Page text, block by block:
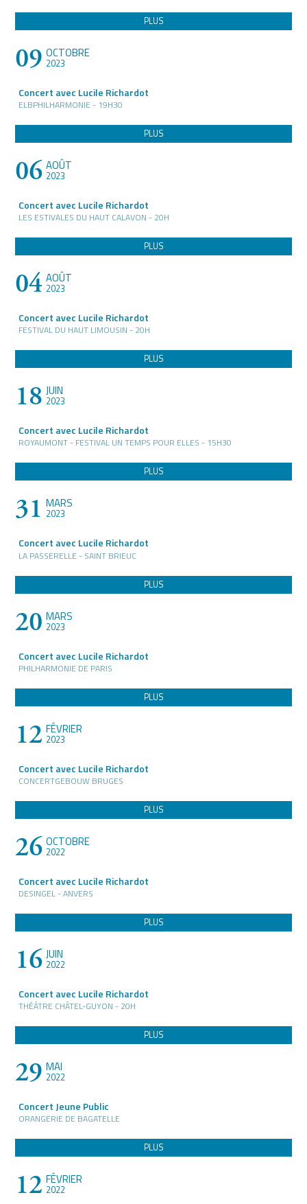
PLUS
09 OCTOBRE
2023
Concert avec Lucile Richardot
ELBPHILHARMONIE - 19H30
PLUS
06 AOÛT
2023
Concert avec Lucile Richardot
LES ESTIVALES DU HAUT CALAVON - 20H
PLUS
04 AOÛT
2023
Concert avec Lucile Richardot
FESTIVAL DU HAUT LIMOUSIN - 20H
PLUS
18 JUIN
2023
Concert avec Lucile Richardot
ROYAUMONT - FESTIVAL UN TEMPS POUR ELLES - 15H30
PLUS
31 MARS
2023
Concert avec Lucile Richardot
LA PASSERELLE - SAINT BRIEUC
PLUS
20 MARS
2023
Concert avec Lucile Richardot
PHILHARMONIE DE PARIS
PLUS
12 FÉVRIER
2023
Concert avec Lucile Richardot
CONCERTGEBOUW BRUGES
PLUS
26 OCTOBRE
2022
Concert avec Lucile Richardot
DESINGEL - ANVERS
PLUS
16 JUIN
2022
Concert avec Lucile Richardot
THÉÂTRE CHÂTEL-GUYON - 20H
PLUS
29 MAI
2022
Concert Jeune Public
ORANGERIE DE BAGATELLE
PLUS
12 FÉVRIER
2022